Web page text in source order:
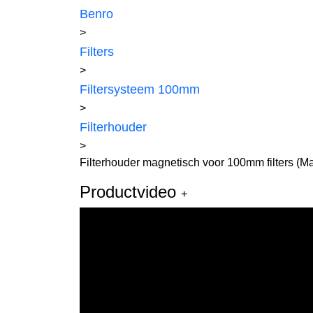
Benro
>
Filters
>
Filtersysteem 100mm
>
Filterhouder
>
Filterhouder magnetisch voor 100mm filters
Productvideo +